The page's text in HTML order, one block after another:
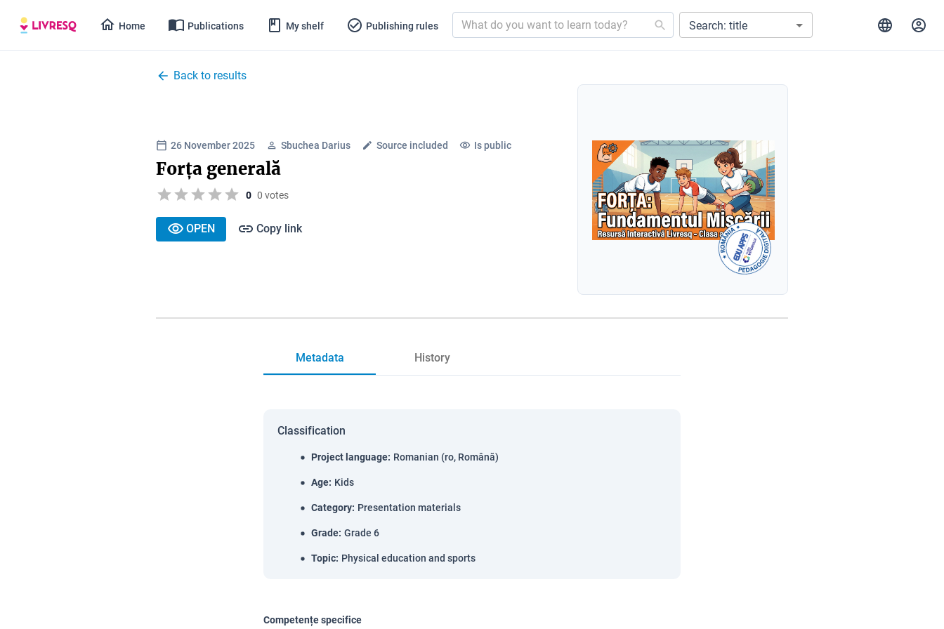
Home Publications My shelf Publishing rules Search: title
Back to results
26 November 2025 Sbuchea Darius Source included Is public
Forța generală
0 0 votes
OPEN Copy link
Metadata History
Classification
Project language: Romanian (ro, Română)
Age: Kids
Category: Presentation materials
Grade: Grade 6
Topic: Physical education and sports
Competențe specifice